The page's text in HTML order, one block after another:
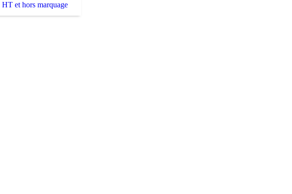
HT et hors marquage